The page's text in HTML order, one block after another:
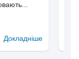
Докладніше